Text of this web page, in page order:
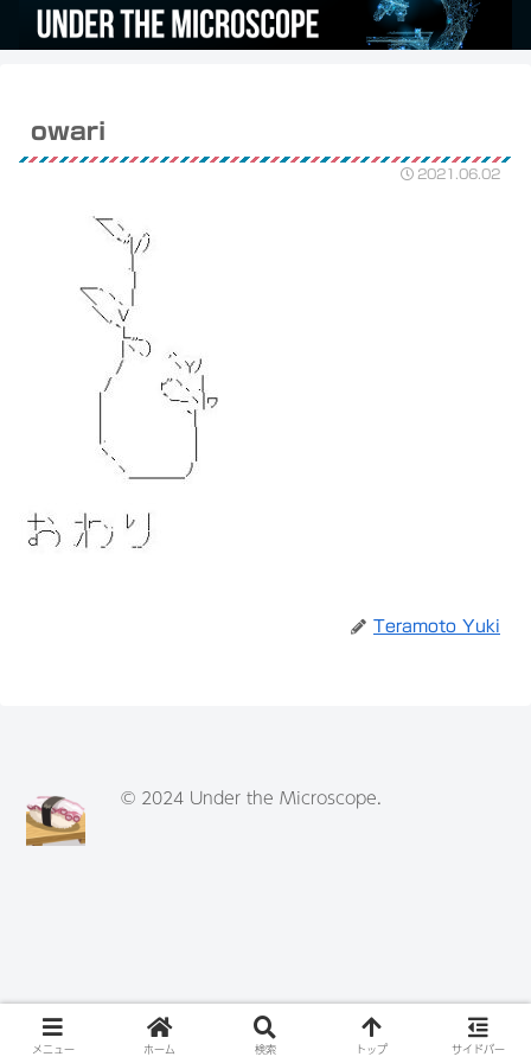
owari
2021.06.02
Teramoto Yuki
© 2024 Under the Microscope.
メニュー ホーム 検索 トップ サイドバー